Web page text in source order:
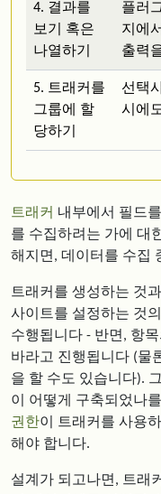
4. 결과를
보기 혹은
나열하기
플러
지에
출력
5. 트래커를
그룹에 할
당하기
선택
시에
트래커 내부에서 필드
를 수집하려는 가에 대
해지면, 데이터를 수집
트래커를 생성하는 것
사이트를 설정하는 것
수행됩니다 - 반면, 항
바라고 진행됩니다 (물
을 할 수도 있습니다).
이 어떻게 구축되었나
권한이 트래커를 사용
해야 합니다.
설계가 되고나면, 트래